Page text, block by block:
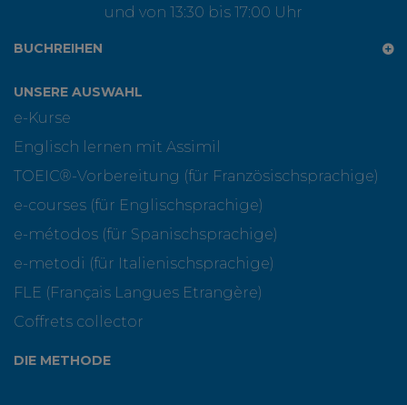
und von 13:30 bis 17:00 Uhr
BUCHREIHEN
UNSERE AUSWAHL
e-Kurse
Englisch lernen mit Assimil
TOEIC®-Vorbereitung (für Französischsprachige)
e-courses (für Englischsprachige)
e-métodos (für Spanischsprachige)
e-metodi (für Italienischsprachige)
FLE (Français Langues Etrangère)
Coffrets collector
DIE METHODE